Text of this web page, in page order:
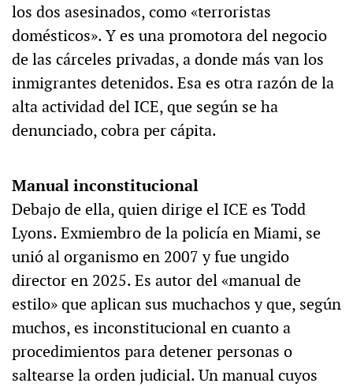
los dos asesinados, como «terroristas
domésticos». Y es una promotora del negocio
de las cárceles privadas, a donde más van los
inmigrantes detenidos. Esa es otra razón de la
alta actividad del ICE, que según se ha
denunciado, cobra per cápita.
Manual inconstitucional
Debajo de ella, quien dirige el ICE es Todd
Lyons. Exmiembro de la policía en Miami, se
unió al organismo en 2007 y fue ungido
director en 2025. Es autor del «manual de
estilo» que aplican sus muchachos y que, según
muchos, es inconstitucional en cuanto a
procedimientos para detener personas o
saltearse la orden judicial. Un manual cuyos